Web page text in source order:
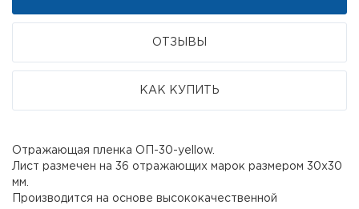
ОТЗЫВЫ
КАК КУПИТЬ
Отражающая пленка ОП-30-yellow.
Лист размечен на 36 отражающих марок размером 30х30
мм.
Производится на основе высококачественной